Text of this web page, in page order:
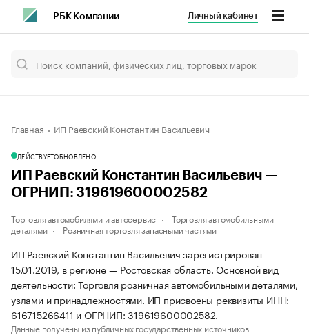
РБК Компании Личный кабинет
Главная ИП Раевский Константин Васильевич
ДЕЙСТВУЕТОБНОВЛЕНО
ИП Раевский Константин Васильевич —
ОГРНИП: 319619600002582
Торговля автомобилями и автосервис
Торговля автомобильными
деталями
Розничная торговля запасными частями
ИП Раевский Константин Васильевич зарегистрирован
15.01.2019, в регионе — Ростовская область. Основной вид
деятельности: Торговля розничная автомобильными деталями,
узлами и принадлежностями. ИП присвоены реквизиты ИНН:
616715266411 и ОГРНИП: 319619600002582.
Данные получены из публичных государственных источников.